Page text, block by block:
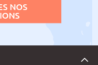
NOS